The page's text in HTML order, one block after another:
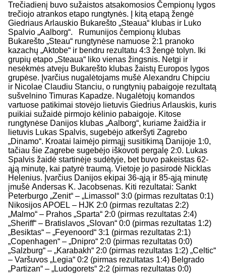
Trečiadienį buvo sužaistos atsakomosios Čempionų lygos
trečiojo atrankos etapo rungtynės. Į kitą etapą žengė
Giedriaus Arlauskio Bukarešto „Steaua“ klubas ir Luko
Spalvio „Aalborg“. Rumunijos čempionų klubas
Bukarešto „Steau“ rungtynėse namuose 2:1 pranoko
kazachų „Aktobe“ ir bendru rezultatu 4:3 žengė tolyn. Iki
grupių etapo „Steaua“ liko vienas žingsnis. Netgi ir
nesėkmės atveju Bukarešto klubas žaistų Europos lygos
grupėse. Įvarčius nugalėtojams mušė Alexandru Chipciu
ir Nicolae Claudiu Stanciu, o rungtynių pabaigoje rezultatą
sušvelnino Timuras Kapadze. Nugalėtojų komandos
vartuose patikimai stovėjo lietuvis Giedrius Arlauskis, kuris
puikiai sužaidė pirmojo kėlinio pabaigoje. Kitose
rungtynėse Danijos klubas „Aalborg“, kuriame žaidžia ir
lietuvis Lukas Spalvis, sugebėjo atkeršyti Zagrebo
„Dinamo“. Kroatai laimėjo pirmąjį susitikimą Danijoje 1:0,
tačiau šie Zagrebe sugebėjo iškovoti pergalę 2:0. Lukas
Spalvis žaidė startinėje sudėtyje, bet buvo pakeistas 62-
ąją minutę, kai patyrė traumą. Vietoje jo pasirodė Nicklas
Helenius. Įvarčius Danijos ekipai 36-ąją ir 85-ąją minutę
įmušė Andersas K. Jacobsenas. Kiti rezultatai: Sankt
Peterburgo „Zenit“ – „Limassol“ 3:0 (pirmas rezultatas 0:1)
Nikosijos APOEL – HJK 2:0 (pirmas rezultatas 2:2)
„Malmo“ – Prahos „Sparta“ 2:0 (pirmas rezultatas 2:4)
„Sheriff“ – Bratislavos „Slovan“ 0:0 (pirmas rezultatas 1:2)
„Besiktas“ – „Feyenoord“ 3:1 (pirmas rezultatas 2:1)
„Copenhagen“ – „Dnipro“ 2:0 (pirmas rezultatas 0:0) ​
„Salzburg“ – „Karabakh“ 2:0 (pirmas rezultatas 1:2) „Celtic“
– Varšuvos „Legia“ 0:2 (pirmas rezultatas 1:4) Belgrado
„Partizan“ – „Ludogorets“ 2:2 (pirmas rezultatas 0:0)